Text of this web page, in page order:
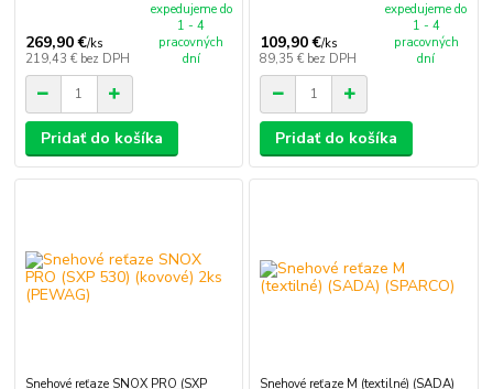
269,90 €/ks
219,43 € bez DPH
expedujeme do
1 - 4
pracovných
dní
Pridať do košíka
109,90 €/ks
89,35 € bez DPH
expedujeme do
1 - 4
pracovných
dní
Pridať do košíka
Snehové reťaze SNOX PRO (SXP
Snehové reťaze M (textilné) (SADA)